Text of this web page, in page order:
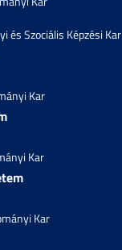
és Szociális Képzési Kar
Kar
Kar
Kar